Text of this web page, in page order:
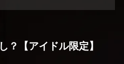
？【アイドル限定】